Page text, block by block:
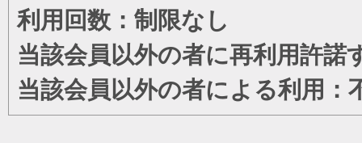
利用回数：制限なし
当該会員以外の者に再利用許諾
当該会員以外の者による利用：